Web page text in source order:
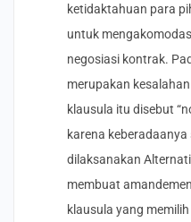
ketidaktahuan para
untuk
negosiasi kontrak.
merupakan
klausula itu disebut
karena
dilaksanakan
membuat
klausula yang